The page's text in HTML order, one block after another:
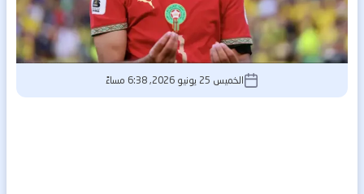
الخميس 25 يونيو 2026, 6:38 مساءً